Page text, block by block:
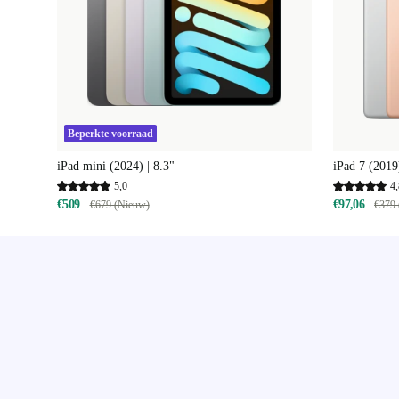
Beperkte voorraad
iPad mini (2024) | 8.3"
5,0
€509 €679 (Nieuw)
iPad 7
€97,06 €379